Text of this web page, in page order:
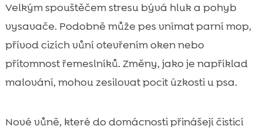
Velkým spouštěčem stresu bývá hluk a pohyb
vysavače. Podobně může pes vnímat parní mop,
přívod cizích vůní otevřením oken nebo
přítomnost řemeslníků. Změny, jako je například
malování, mohou zesilovat pocit úzkosti u psa.
Nové vůně, které do domácnosti přinášejí čisticí